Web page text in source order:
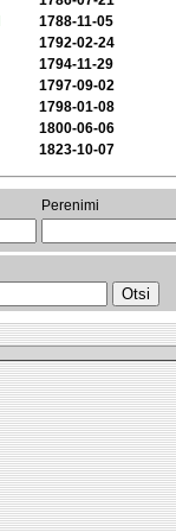
1788-11-05
1792-02-24
1794-11-29
1797-09-02
1798-01-08
1800-06-06
1823-10-07
Perenimi